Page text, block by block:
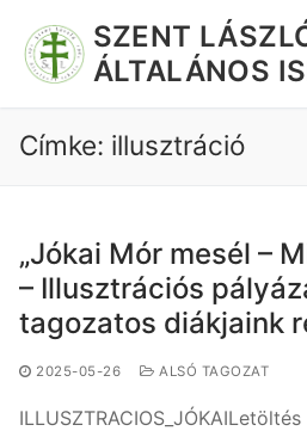
SZENT
ÁLTALÁNOS
Címke: illusztráció
„Jókai Mór mesél –
– Illusztrációs
tagozatos diákjaink
2025-05-26 ALSÓ TAGOZAT
ILLUSZTRACIOS_JÓKAILetöltés